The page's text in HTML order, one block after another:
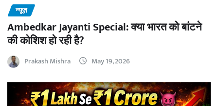
न्यूज़
Ambedkar Jayanti Special: क्या भारत को बांटने
की कोशिश हो रही है?
Prakash Mishra May 19, 2026